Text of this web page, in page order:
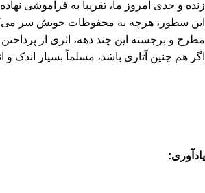
زنده و جدى امروز ما، تقریباً به فراموشى
این سطور، هرچه به محفوظات خویش سر
مطرح و برجسته این چند دهه، اثرى از
اگر هم چنین آثارى باشد، مسلماً بسیار
یادآورى: